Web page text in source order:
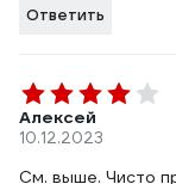
Ответить
Алексей
10.12.2023
См. выше. Чисто